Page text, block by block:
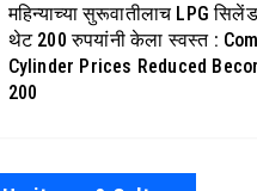
महिन्याच्या सुरूवातीलाच LPG
थेट 200 रुपयांनी केला स्वस्त :
Cylinder Prices Reduced
200